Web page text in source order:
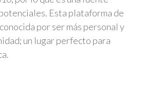
Esta plataforma de
por ser más personal y
un lugar perfecto para